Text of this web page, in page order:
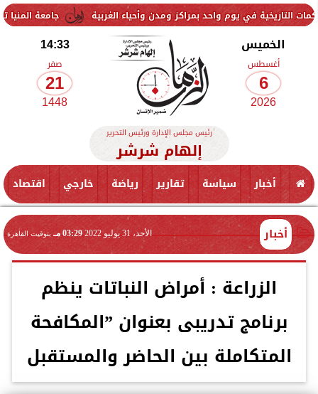
جامعة المنيا تواصل
الخميس
أغسطس
6
2026
14:33
صفر
21
1448
رئيس مجلس الإدارة ورئيس التحرير
إلهام شرشر
أخبار سياسة تقارير رياضة خارجي اقتصاد
أخبار الأحد، 31 يوليو 2022 03:29 مـ بتوقيت القاهرة
الزراعة : أمراض النباتات ينظم
برنامج تدريبى بعنوان ”المكافحة
المتكاملة بين الحاضر والمستقبل